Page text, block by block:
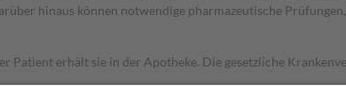
hinaus können notwendige pharmazeutische
Patient erhält sie in der Apotheke. Die gesetzliche